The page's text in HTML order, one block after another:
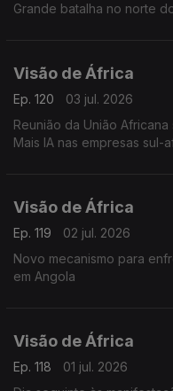
Grande batalha no norte
Visão de África
Ep. 120
03 jul. 2026
Reunião da União
Mais IA nas empresas
Visão de África
Ep. 119
02 jul. 2026
Novo mecanismo para
em Angola
Visão de África
Ep. 118
01 jul. 2026